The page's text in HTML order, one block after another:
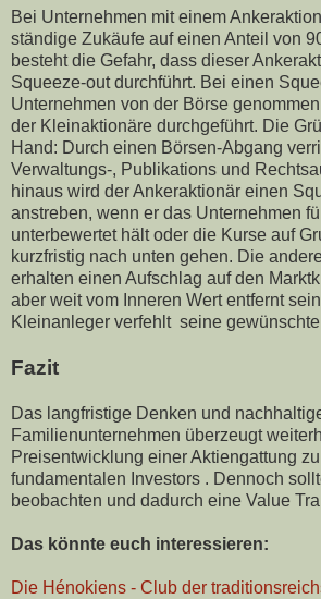
Bei Unternehmen mit einem
ständige Zukäufe auf einen Anteil von
besteht die Gefahr, dass dieser
Squeeze-out durchführt. Bei einen
Unternehmen von der Börse
der Kleinaktionäre durchgeführt. Die
Hand: Durch einen Börsen-Abgang
Verwaltungs-, Publikations und
hinaus wird der Ankeraktionär einen
anstreben, wenn er das Unternehmen
unterbewertet hält oder die Kurse auf
kurzfristig nach unten gehen. Die
erhalten einen Aufschlag auf den
aber weit vom Inneren Wert entfernt
Kleinanleger verfehlt seine
Fazit
Das langfristige Denken und
Familienunternehmen überzeugt
Preisentwicklung einer Aktiengattung
fundamentalen Investors . Dennoch
beobachten und dadurch eine Value
Das könnte euch interessieren:
Die Hénokiens - Club der